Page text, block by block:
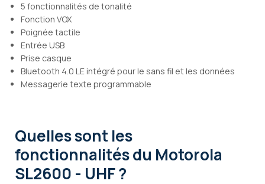
5 fonctionnalités de tonalité
Fonction VOX
Poignée tactile
Entrée USB
Prise casque
Bluetooth 4.0 LE intégré pour le sans fil et les données
Messagerie texte programmable
Quelles sont les
fonctionnalitésdu Motorola
SL2600 - UHF ?